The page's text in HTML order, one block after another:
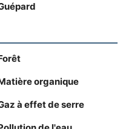
organique
à effet de serre